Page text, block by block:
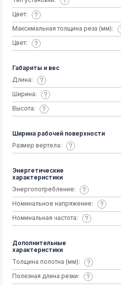
Цвет:
Максимальная толщина реза (мм):
Цвет:
Габариты и вес
Длина:
Ширина:
Высота:
Ширина рабочей поверхности
Размер вертела:
Энергетические
характеристики
Энергопотребление:
Номинальное напряжение:
Номинальная частота:
Дополнительные
характеристики
Толщина полотна (мм):
Полезная длина резки: